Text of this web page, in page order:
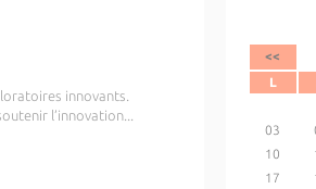
innovants.
l’innovation...
<<
L
03
10
17